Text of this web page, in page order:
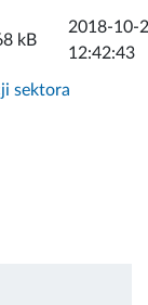
kB
2018-10-
12:42:43
sektora